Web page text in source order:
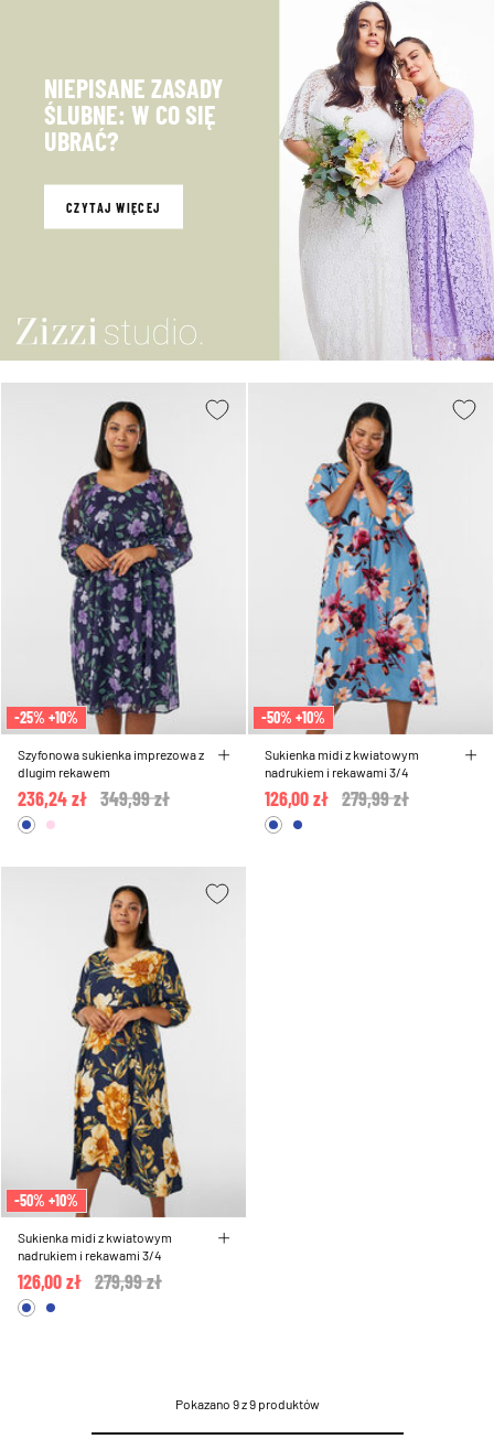
NIEPISANE ZASADY
ŚLUBNE: W CO SIĘ
UBRAĆ?
CZYTAJ WIĘCEJ
-25% +10%
Szyfonowa sukienka imprezowa z
dlugim rekawem
Price reduced from
349,99 zł
236,24 zł
-50% +10%
Sukienka midi z kwiatowym
nadrukiem i rekawami 3/4
Price reduced from
279,99 zł
126,00 zł
-50% +10%
Sukienka midi z kwiatowym
nadrukiem i rekawami 3/4
Price reduced from
279,99 zł
126,00 zł
Pokazano 9 z 9 produktów